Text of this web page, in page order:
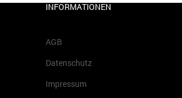
INFORMATIONEN
AGB
Datenschutz
Impressum